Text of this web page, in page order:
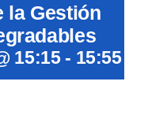
la Gestión
15:15- 15:55